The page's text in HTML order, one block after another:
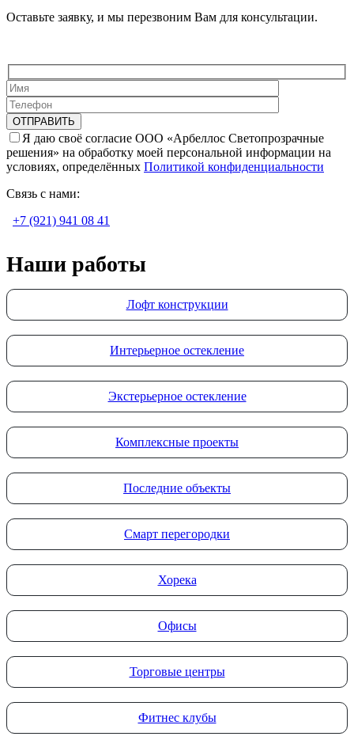
Оставьте заявку, и мы перезвоним Вам для консультации.
Я даю своё согласие ООО «Арбеллос Светопрозрачные
решения» на обработку моей персональной информации на
условиях, определённых Политикой конфиденциальности
Связь с нами:
+7 (921) 941 08 41
Наши работы
Лофт конструкции
Интерьерное остекление
Экстерьерное остекление
Комплексные проекты
Последние объекты
Смарт перегородки
Хорека
Офисы
Торговые центры
Фитнес клубы